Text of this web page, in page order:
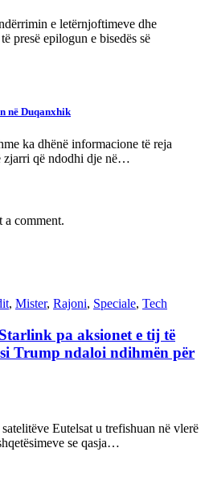
e letërnjoftimeve dhe
presë epilogun e bisedës së
në Duqanxhik
ka dhënë informacione të reja
zjarri që ndodhi dje në…
a comment.
, Mister, Rajoni, Speciale, Tech
pa aksionet e tij të
Trump ndaloi ndihmën për
Eutelsat u trefishuan në vlerë
se qasja…